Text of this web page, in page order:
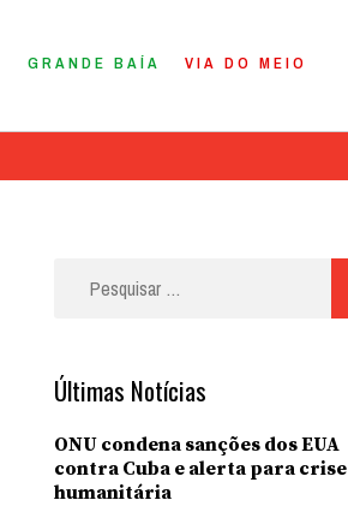
GRANDE BAÍA VIA DO MEIO
Últimas Notícias
ONU condena sanções dos EUA
contra Cuba e alerta para crise
humanitária